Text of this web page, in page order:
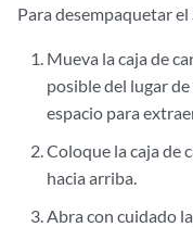
Para desempaquetar el
Mueva la caja de
posible del lugar
espacio para
Coloque la caja de
hacia arriba.
Abra con cuidado